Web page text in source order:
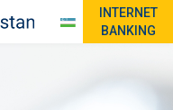
INTERNET
BANKING